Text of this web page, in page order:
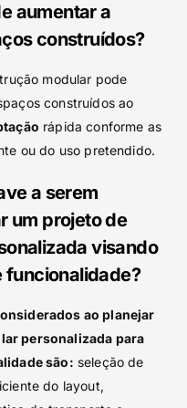
aumentar a
construídos?
modular pode
construídos ao
rápida conforme as
ou do uso pretendido.
a serem
um projeto de
visando
funcionalidade?
ao planejar
personalizada para
são: seleção de
do layout,